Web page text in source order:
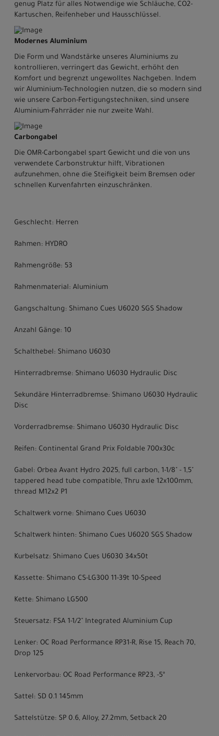
genug Platz für alles Notwendige wie Schläuche, CO2-
Kartuschen, Reifenheber und Hausschlüssel.
Modernes Aluminium
Die Form und Wandstärke unseres Aluminiums zu
kontrollieren, verringert das Gewicht, erhöht den
Komfort und begrenzt ungewolltes Nachgeben. Indem
wir Aluminium-Technologien nutzen, die so modern sind
wie unsere Carbon-Fertigungstechniken, sind unsere
Aluminium-Fahrräder nie nur zweite Wahl.
Carbongabel
Die OMR-Carbongabel spart Gewicht und die von uns
verwendete Carbonstruktur hilft, Vibrationen
aufzunehmen, ohne die Steifigkeit beim Bremsen oder
schnellen Kurvenfahrten einzuschränken.
Geschlecht: Herren
Rahmen: HYDRO
Rahmengröße: 53
Rahmenmaterial: Aluminium
Gangschaltung: Shimano Cues U6020 SGS Shadow
Anzahl Gänge: 10
Schalthebel: Shimano U6030
Hinterradbremse: Shimano U6030 Hydraulic Disc
Sekundäre Hinterradbremse: Shimano U6030 Hydraulic
Disc
Vorderradbremse: Shimano U6030 Hydraulic Disc
Reifen: Continental Grand Prix Foldable 700x30c
Gabel: Orbea Avant Hydro 2025, full carbon, 1-1/8" - 1,5"
tappered head tube compatible, Thru axle 12x100mm,
thread M12x2 P1
Schaltwerk vorne: Shimano Cues U6030
Schaltwerk hinten: Shimano Cues U6020 SGS Shadow
Kurbelsatz: Shimano Cues U6030 34x50t
Kassette: Shimano CS-LG300 11-39t 10-Speed
Kette: Shimano LG500
Steuersatz: FSA 1-1/2" Integrated Aluminium Cup
Lenker: OC Road Performance RP31-R, Rise 15, Reach 70,
Drop 125
Lenkervorbau: OC Road Performance RP23, -5º
Sattel: SD 0.1 145mm
Sattelstütze: SP 0.6, Alloy, 27.2mm, Setback 20